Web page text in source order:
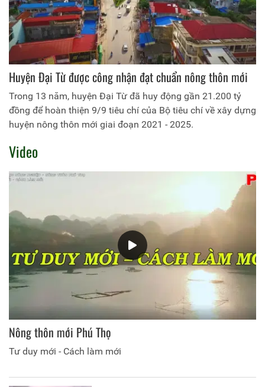
Huyện Đại Từ được công nhận đạt chuẩn nông thôn mới
Trong 13 năm, huyện Đại Từ đã huy động gần 21.200 tỷ
đồng để hoàn thiện 9/9 tiêu chí của Bộ tiêu chí về xây dựng
huyện nông thôn mới giai đoạn 2021 - 2025.
Video
Nông thôn mới Phú Thọ
Tư duy mới - Cách làm mới